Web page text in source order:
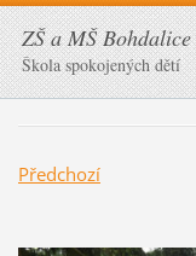
ZŠ a MŠ Bohdalice
Škola spokojených dětí
Předchozí